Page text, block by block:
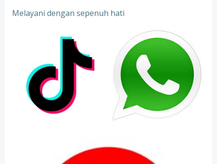
Melayani dengan sepenuh hati